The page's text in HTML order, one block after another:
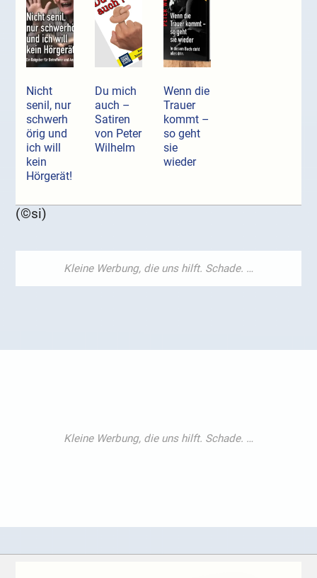
Nicht
senil, nur
schwerh
örig und
ich will
kein
Hörgerät!
Du mich
auch –
Satiren
von Peter
Wilhelm
Wenn die
Trauer
kommt –
so geht
sie
wieder
(©si)